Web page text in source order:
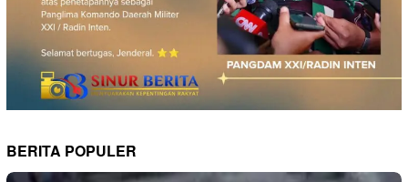
BERITA POPULER